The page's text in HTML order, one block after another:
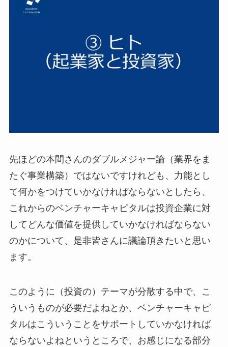
先ほどの本間さんのダブルメジャー論（業界をま
たぐ事業構築）ではないですけれども、力能とし
て何かをつけていかなければならないとしたら、
これからのベンチャーキャピタルは投資企業に対
してどんな価値を提供していかなければならない
のかについて、是非皆さんに議論頂きたいと思い
ます。
このように（投資の）テーマが分散する中で、こ
ういうものが必要だよねとか、ベンチャーキャピ
タルはこういうことをサポートしていかなければ
ならないよねというところで、お感じになる部分